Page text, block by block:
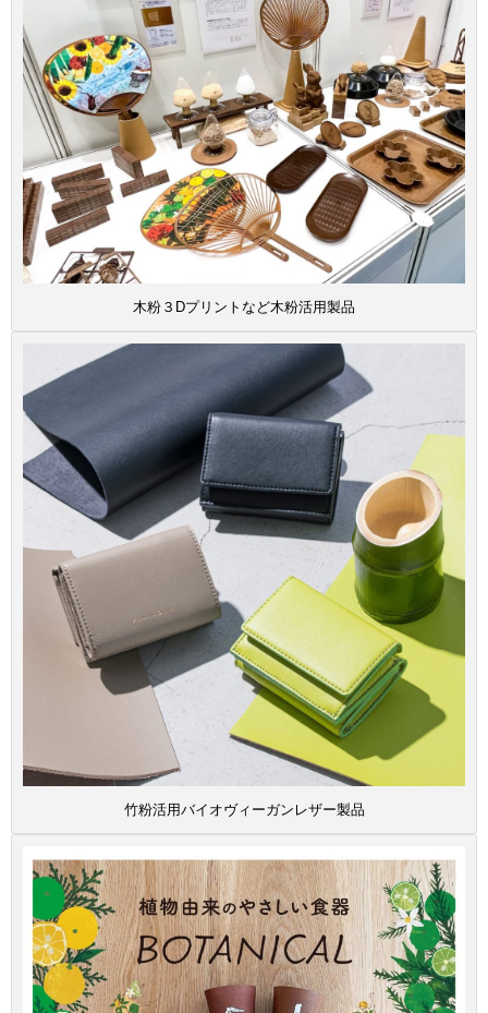
木粉３Dプリントなど木粉活用製品
竹粉活用バイオヴィーガンレザー製品